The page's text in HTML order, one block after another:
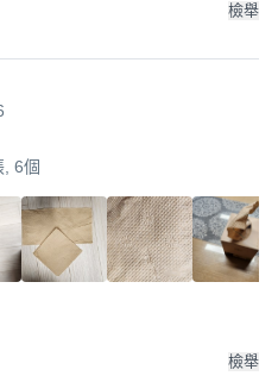
檢舉
6個
檢舉